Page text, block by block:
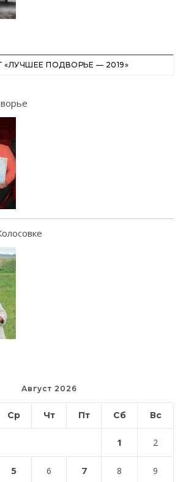
«ЛУЧШЕЕ ПОДВОРЬЕ — 2019»
Август 2026
Ср Чт Пт Сб Вс
1 2
5 6 7 8 9